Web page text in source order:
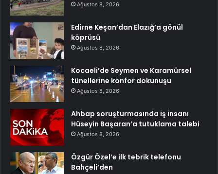
Ağustos 8, 2026
Edirne Keşan’dan Elazığ’a gönül
köprüsü
Ağustos 8, 2026
Kocaeli’de Seymen ve Karamürsel
tünellerine konfor dokunuşu
Ağustos 8, 2026
Ahbap soruşturmasında iş insanı
Hüseyin Başaran’a tutuklama talebi
Ağustos 8, 2026
Özgür Özel’e ilk tebrik telefonu
Bahçeli’den